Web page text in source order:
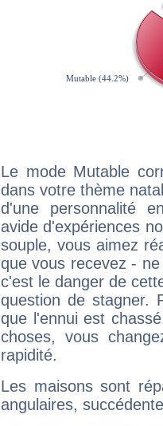
Le mode Mutable
dans votre thème
d'une personnalité
avide d'expériences
souple, vous aimez
que vous recevez -
c'est le danger de
question de stagner.
que l'ennui est
choses, vous
rapidité.
Les maisons sont
angulaires,